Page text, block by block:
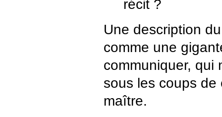
récit ?
Une description
comme une
communiquer, qui
sous les coups de
maître.